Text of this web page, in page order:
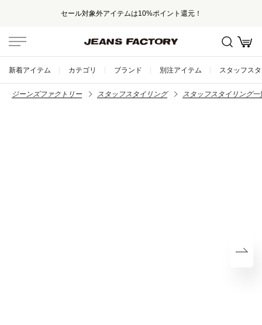
セール対象外アイテムは10%ポイント還元！
新着アイテム カテゴリ ブランド 別注アイテム スタッフス
ジーンズファクトリー スタッフスタイリング スタッフスタイリング一